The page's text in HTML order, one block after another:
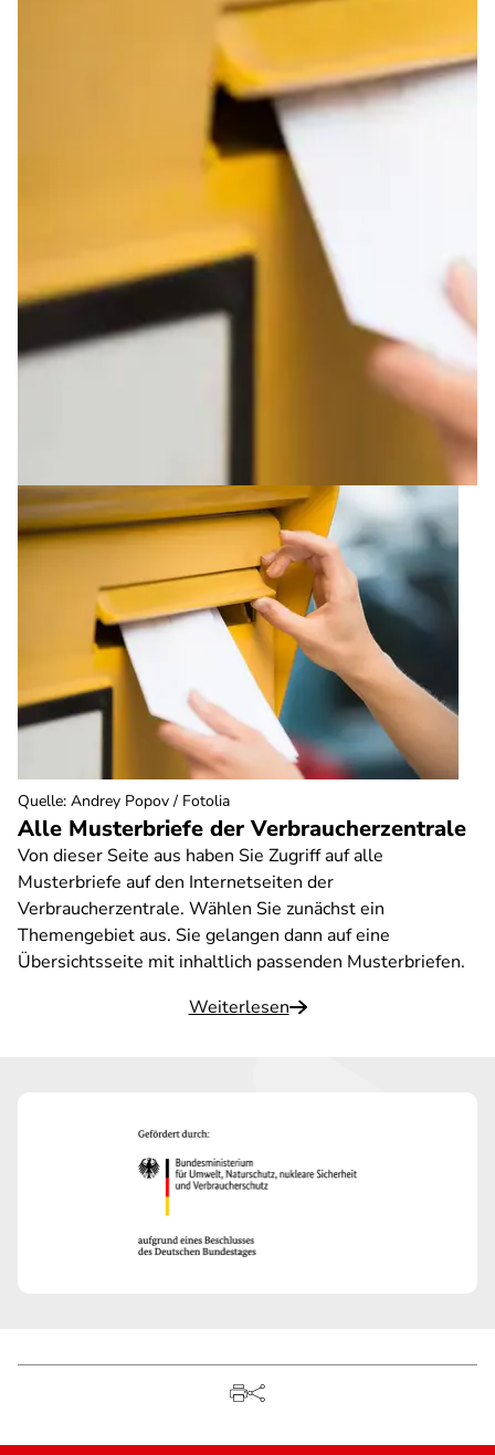
Alle Musterbriefe der Verbraucherzentrale
Von dieser Seite aus haben Sie Zugriff auf alle
Musterbriefe auf den Internetseiten der
Verbraucherzentrale. Wählen Sie zunächst ein
Themengebiet aus. Sie gelangen dann auf eine
Übersichtsseite mit inhaltlich passenden Musterbriefen.
Weiterlesen
Quelle: Andrey Popov / Fotolia